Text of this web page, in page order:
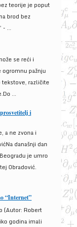
teorije je poput
brod bez
- ...
se reći i
ogromnu pažnju
tekstove, različite
...
i
a ne zvona i
današnji dan
je umro
Obradović.
“Internet”
(Autor: Robert
godina imali